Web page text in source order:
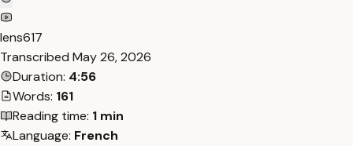
lens617
Transcribed May 26, 2026
Duration: 4:56
Words: 161
Reading time: 1 min
Language: French